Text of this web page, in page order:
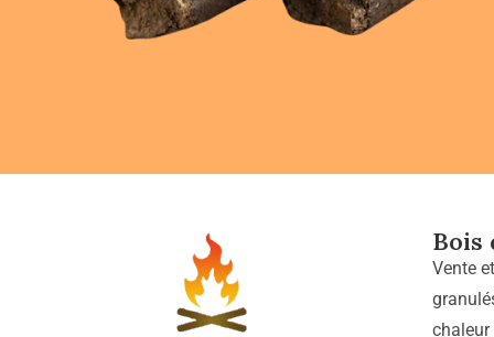
Bois
Vente
chaleur